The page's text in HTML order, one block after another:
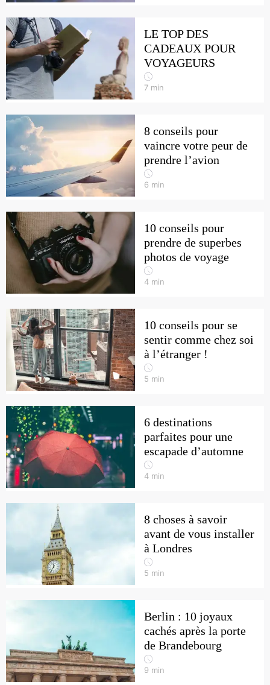
LE TOP DES
CADEAUX POUR
VOYAGEURS
7 min
8 conseils pour
vaincre votre peur de
prendre l’avion
6 min
10 conseils pour
prendre de superbes
photos de voyage
4 min
10 conseils pour se
sentir comme chez soi
à l’étranger !
5 min
6 destinations
parfaites pour une
escapade d’automne
4 min
8 choses à savoir
avant de vous installer
à Londres
5 min
Berlin : 10 joyaux
cachés après la porte
de Brandebourg
9 min